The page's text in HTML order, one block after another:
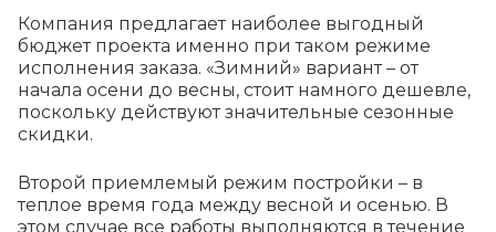
Компания предлагает наиболее выгодный
бюджет проекта именно при таком режиме
исполнения заказа. «Зимний» вариант – от
начала осени до весны, стоит намного дешевле,
поскольку действуют значительные сезонные
скидки.
Второй приемлемый режим постройки – в
теплое время года между весной и осенью. В
этом случае все работы выполняются в течение